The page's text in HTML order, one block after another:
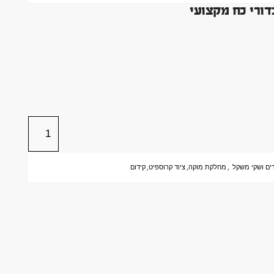
ושקי משקל , מחלקת מוקה,ציוד קרוספיט,קידום